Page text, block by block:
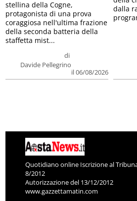
di
Davide Pellegrino
il 06/08/2026
stellina della Cogne,
protagonista di una prova
coraggiosa nell'ultima frazione
della seconda batteria della
staffetta mist...
dalla
Quotidiano online Iscrizione al
8/2012
Autorizzazione del 13/12/2012
www.gazzettamatin.com